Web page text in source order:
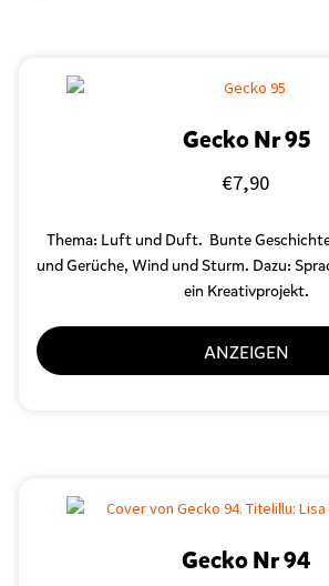
Gecko Nr 95
€7,90
Thema: Luft und Duft. Bunte
und Gerüche, Wind und Sturm. Dazu:
ein Kreativprojekt.
ANZEIGEN
Gecko Nr 94